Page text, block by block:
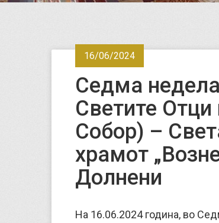
16/06/2024
Седма
Светите
Собор) –
храмот
Долнени
На 16.06.2024 година, во